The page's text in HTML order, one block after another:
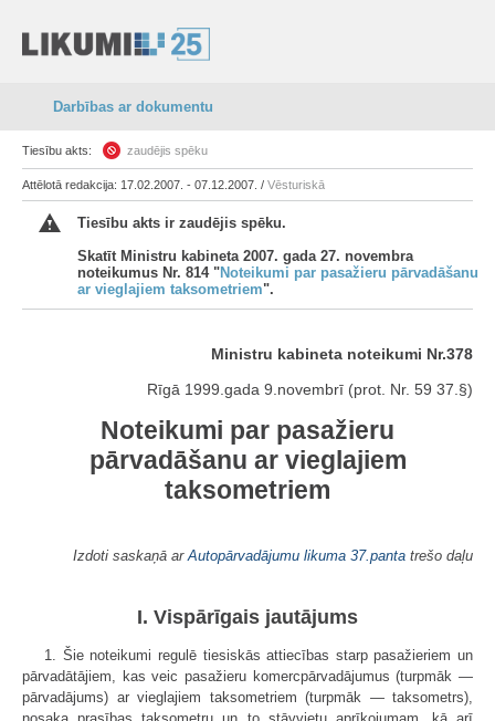
Darbības ar dokumentu
Tiesību akts: zaudējis spēku
Attēlotā redakcija: 17.02.2007. - 07.12.2007. / Vēsturiskā
Tiesību akts ir zaudējis spēku.
Skatīt Ministru kabineta 2007. gada 27. novembra
noteikumus Nr. 814 "Noteikumi par pasažieru pārvadāšanu
ar vieglajiem taksometriem".
Ministru kabineta noteikumi Nr.378
Rīgā 1999.gada 9.novembrī (prot. Nr. 59 37.§)
Noteikumi par pasažieru
pārvadāšanu ar vieglajiem
taksometriem
Izdoti saskaņā ar Autopārvadājumu likuma 37.panta trešo daļu
I. Vispārīgais jautājums
1. Šie noteikumi regulē tiesiskās attiecības starp pasažieriem un
pārvadātājiem, kas veic pasažieru komercpārvadājumus (turpmāk —
pārvadājums) ar vieglajiem taksometriem (turpmāk — taksometrs),